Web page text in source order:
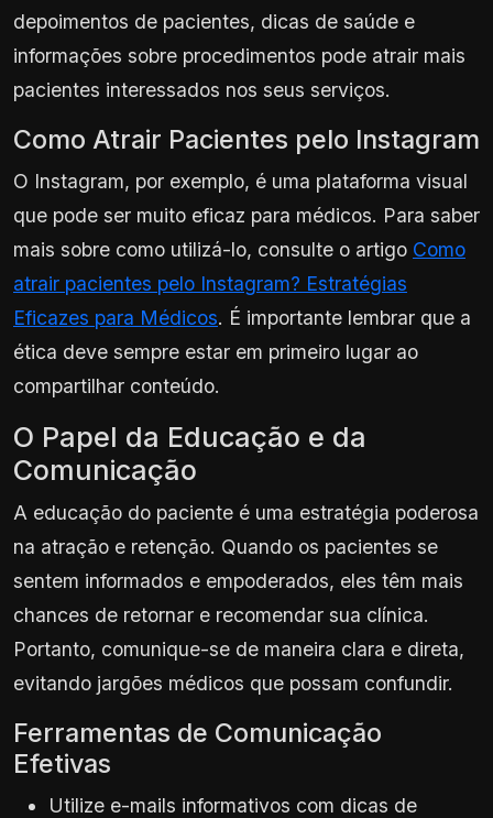
depoimentos de pacientes, dicas de saúde e
informações sobre procedimentos pode atrair mais
pacientes interessados nos seus serviços.
Como Atrair Pacientes pelo Instagram
O Instagram, por exemplo, é uma plataforma visual
que pode ser muito eficaz para médicos. Para saber
mais sobre como utilizá-lo, consulte o artigo Como
atrair pacientes pelo Instagram? Estratégias
Eficazes para Médicos. É importante lembrar que a
ética deve sempre estar em primeiro lugar ao
compartilhar conteúdo.
O Papel da Educação e da
Comunicação
A educação do paciente é uma estratégia poderosa
na atração e retenção. Quando os pacientes se
sentem informados e empoderados, eles têm mais
chances de retornar e recomendar sua clínica.
Portanto, comunique-se de maneira clara e direta,
evitando jargões médicos que possam confundir.
Ferramentas de Comunicação
Efetivas
Utilize e-mails informativos com dicas de